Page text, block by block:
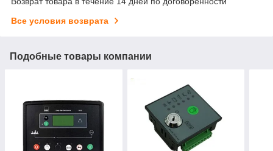
Все условия возврата
Подобные товары компании